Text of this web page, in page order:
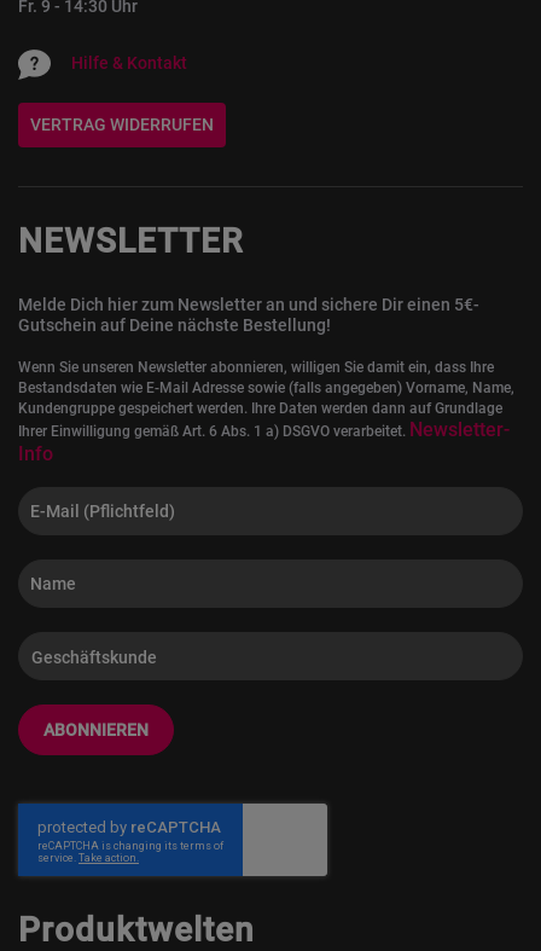
Fr. 9 - 14:30 Uhr
Hilfe & Kontakt
VERTRAG WIDERRUFEN
NEWSLETTER
Melde Dich hier zum Newsletter an und sichere Dir einen 5€-
Gutschein auf Deine nächste Bestellung!
Wenn Sie unseren Newsletter abonnieren, willigen Sie damit ein, dass Ihre
Bestandsdaten wie E-Mail Adresse sowie (falls angegeben) Vorname, Name,
Kundengruppe gespeichert werden. Ihre Daten werden dann auf Grundlage
Ihrer Einwilligung gemäß Art. 6 Abs. 1 a) DSGVO verarbeitet. Newsletter-
Info
ABONNIEREN
Produktwelten